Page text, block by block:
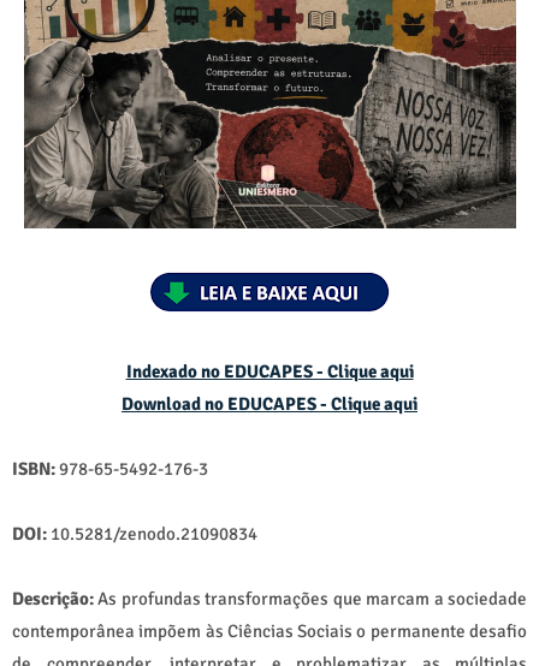
Indexado no EDUCAPES - Clique aqui
Download no EDUCAPES - Clique aqui
ISBN:978-65-5492-176-3
DOI: 10.5281/zenodo.21090834
Descrição:As profundas transformações que marcam a sociedade
contemporânea impõem às Ciências Sociais o permanente desafio